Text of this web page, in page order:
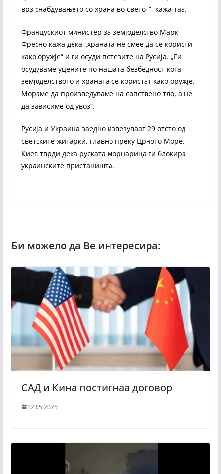
врз снабдувањето со храна во светот“, кажа таа.
Францускиот министер за земјоделство Марк
Фресно кажа дека „храната не смее да се користи
како оружје“ и ги осуди потезите на Русија. „Ги
осудуваме уцените по нашата безбедност кога
земјоделството и храната се користат како оружје.
Мораме да произведуваме на сопствено тло, а не
да зависиме од увоз“.
Русија и Украина заедно извезуваат 29 отсто од
светските житарки, главно преку Црното Море.
Киев тврди дека руската морнарица ги блокира
украинските пристаништа.
САД и Кина постигнаа договор
12.05.2025